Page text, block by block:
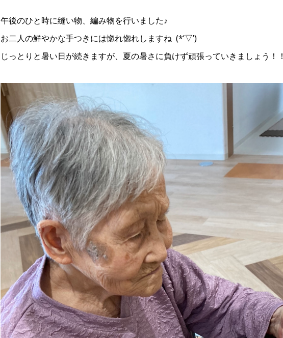
午後のひと時に縫い物、編み物を行いました♪
お二人の鮮やかな手つきには惚れ惚れしますね (*’▽’)
じっとりと暑い日が続きますが、夏の暑さに負けず頑張っていきましょう！！